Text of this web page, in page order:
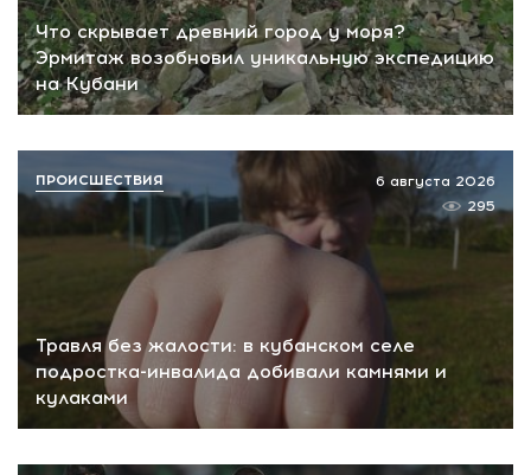
Что скрывает древний город у моря?
Эрмитаж возобновил уникальную экспедицию
на Кубани
Травля без жалости: в кубанском селе
подростка-инвалида добивали камнями и
кулаками
6 августа 2026
295
ПРОИСШЕСТВИЯ